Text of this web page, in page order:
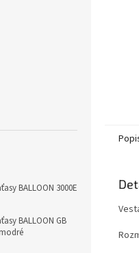
BALLOON 3000E
BALLOON GB